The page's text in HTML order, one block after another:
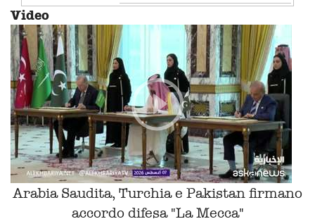
Video
Arabia Saudita, Turchia e Pakistan firmano
accordo difesa "La Mecca"